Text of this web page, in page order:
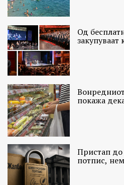
Од
покажа
Пристап
потпис,